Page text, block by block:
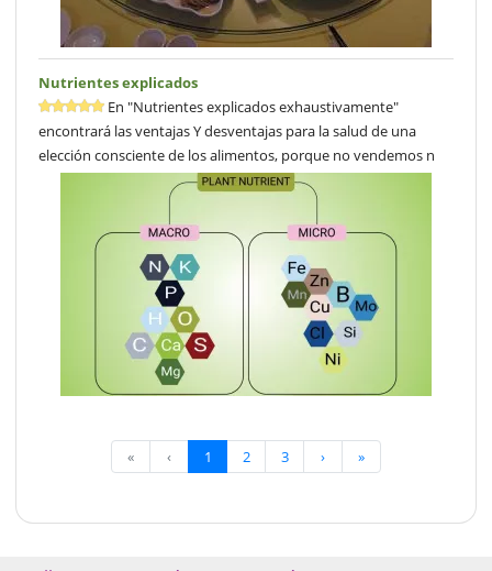
Nutrientes explicados
En "Nutrientes explicados exhaustivamente"
encontrará las ventajas Y desventajas para la salud de una
elección consciente de los alimentos, porque no vendemos n
« ‹ 1 2 3 › »